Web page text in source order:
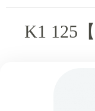
K1 125